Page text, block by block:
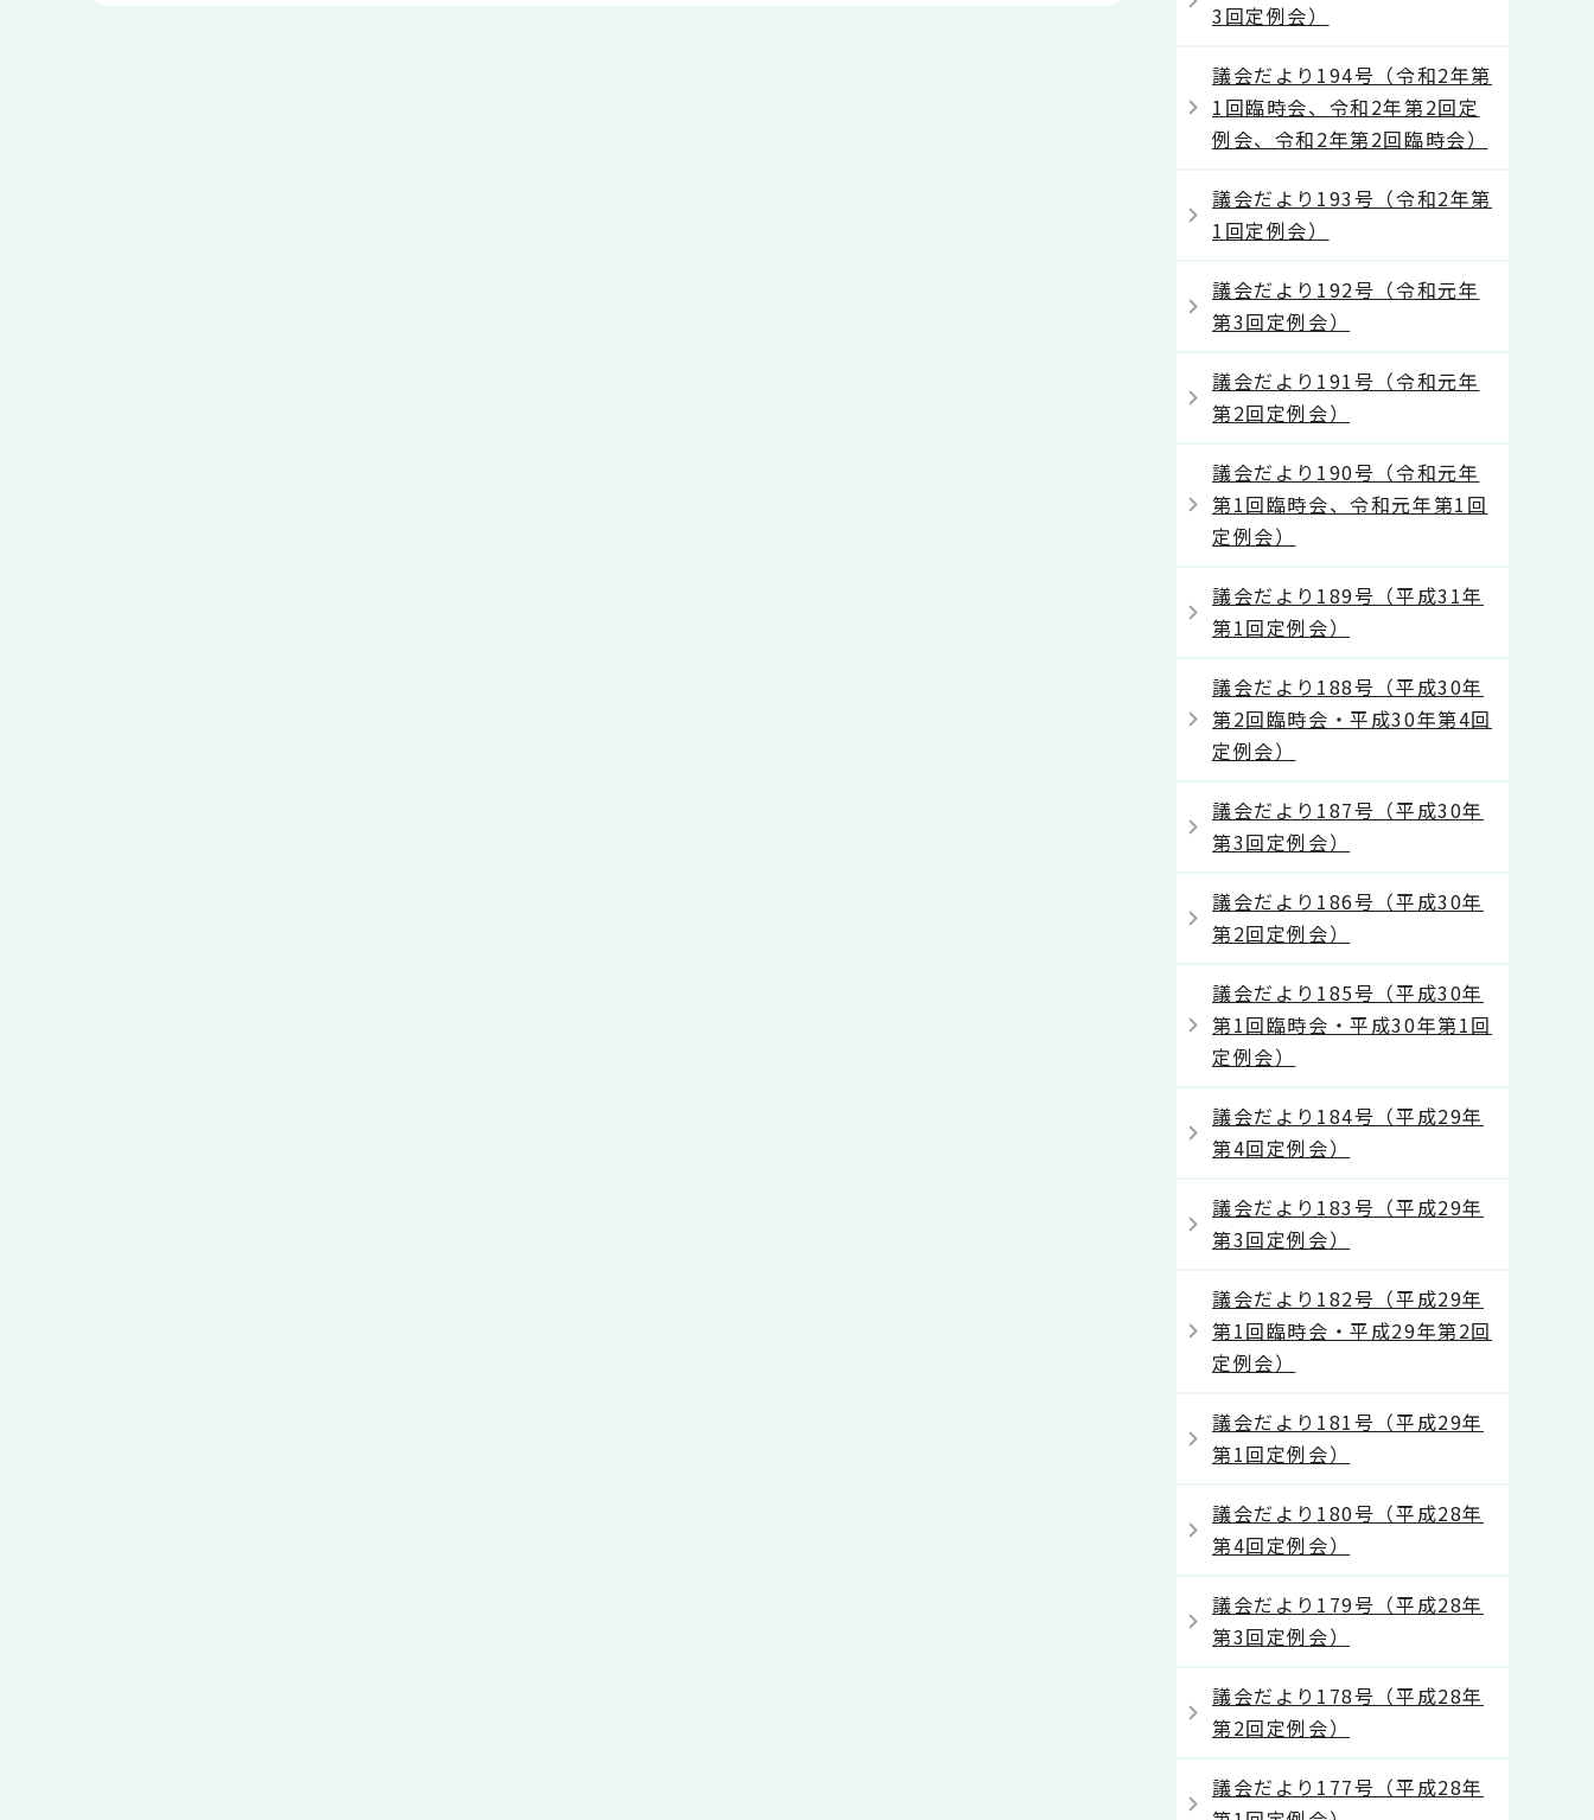
3回定例会）
議会だより194号（令和2年第
1回臨時会、令和2年第2回定
例会、令和2年第2回臨時会）
議会だより193号（令和2年第
1回定例会）
議会だより192号（令和元年
第3回定例会）
議会だより191号（令和元年
第2回定例会）
議会だより190号（令和元年
第1回臨時会、令和元年第1回
定例会）
議会だより189号（平成31年
第1回定例会）
議会だより188号（平成30年
第2回臨時会・平成30年第4回
定例会）
議会だより187号（平成30年
第3回定例会）
議会だより186号（平成30年
第2回定例会）
議会だより185号（平成30年
第1回臨時会・平成30年第1回
定例会）
議会だより184号（平成29年
第4回定例会）
議会だより183号（平成29年
第3回定例会）
議会だより182号（平成29年
第1回臨時会・平成29年第2回
定例会）
議会だより181号（平成29年
第1回定例会）
議会だより180号（平成28年
第4回定例会）
議会だより179号（平成28年
第3回定例会）
議会だより178号（平成28年
第2回定例会）
議会だより177号（平成28年